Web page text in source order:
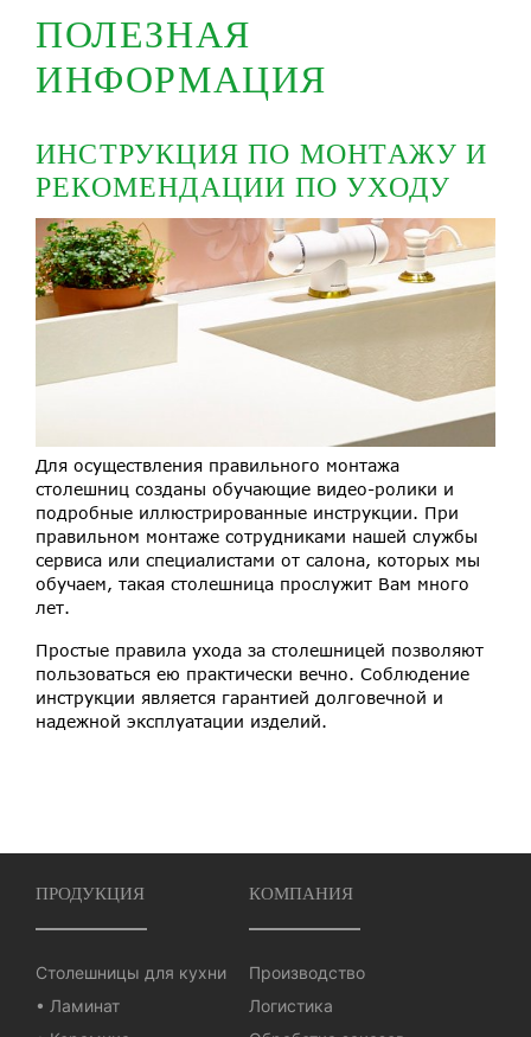
ПОЛЕЗНАЯ
ИНФОРМАЦИЯ
ИНСТРУКЦИЯ ПО МОНТАЖУ И
РЕКОМЕНДАЦИИ ПО УХОДУ
Для осуществления правильного монтажа
столешниц созданы обучающие видео-ролики и
подробные иллюстрированные инструкции. При
правильном монтаже сотрудниками нашей службы
сервиса или специалистами от салона, которых мы
обучаем, такая столешница прослужит Вам много
лет.
Простые правила ухода за столешницей позволяют
пользоваться ею практически вечно. Соблюдение
инструкции является гарантией долговечной и
надежной эксплуатации изделий.
ПРОДУКЦИЯ
Столешницы для кухни
• Ламинат
КОМПАНИЯ
Производство
Логистика